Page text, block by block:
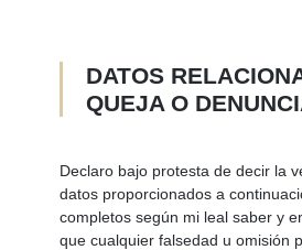
DATOS
QUEJA O
Declaro bajo protesta de decir la
datos proporcionados a
completos según mi leal saber y
que cualquier falsedad u omisión